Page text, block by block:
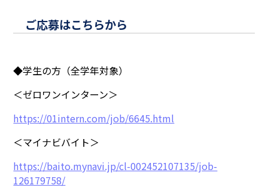
ご応募はこちらから
◆学生の方（全学年対象）
＜ゼロワンインターン＞
https://01intern.com/job/6645.html
＜マイナビバイト＞
https://baito.mynavi.jp/cl-002452107135/job-
126179758/